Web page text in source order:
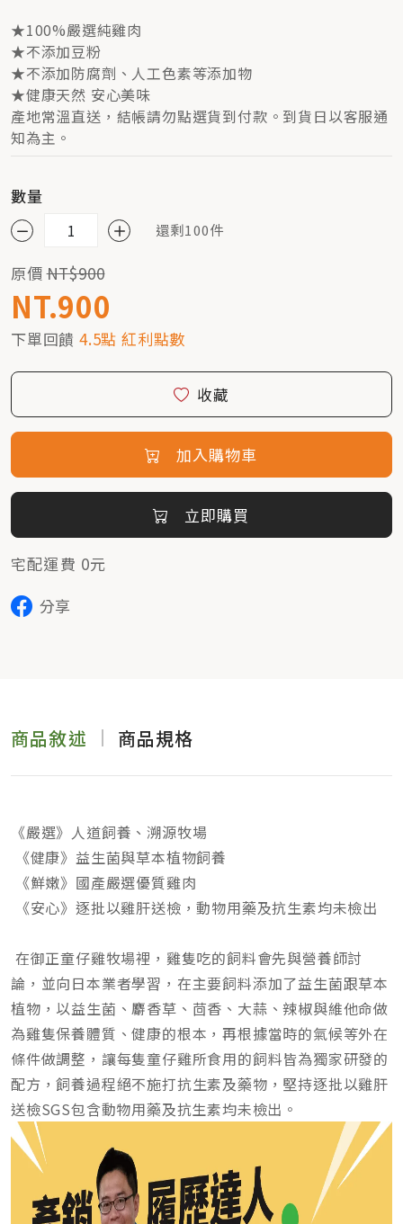
★100%嚴選純雞肉
★不添加豆粉
★不添加防腐劑、人工色素等添加物
★健康天然 安心美味
產地常溫直送，結帳請勿點選貨到付款。到貨日以客服通
知為主。
數量
還剩100件
原價NT$900
NT.900
下單回饋 4.5點 紅利點數
收藏
加入購物車
立即購買
宅配運費 0元
分享
商品敘述 商品規格
《嚴選》人道飼養、溯源牧場
《健康》益生菌與草本植物飼養
《鮮嫩》國產嚴選優質雞肉
《安心》逐批以雞肝送檢，動物用藥及抗生素均未檢出
在御正童仔雞牧場裡，雞隻吃的飼料會先與營養師討
論，並向日本業者學習，在主要飼料添加了益生菌跟草本
植物，以益生菌、麝香草、茴香、大蒜、辣椒與維他命做
為雞隻保養體質、健康的根本，再根據當時的氣候等外在
條件做調整，讓每隻童仔雞所食用的飼料皆為獨家研發的
配方，飼養過程絕不施打抗生素及藥物，堅持逐批以雞肝
送檢SGS包含動物用藥及抗生素均未檢出。